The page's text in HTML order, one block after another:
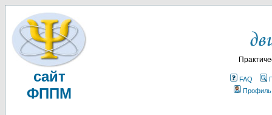
сайт
ФППМ
FAQ
Профиль